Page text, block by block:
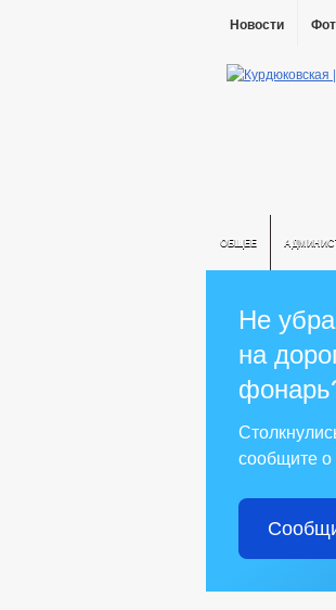
Новости
ОБЩЕЕ
Не
на
сообщите о